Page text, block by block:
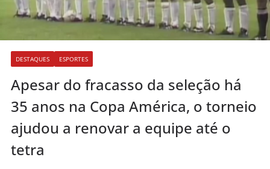
DESTAQUES ESPORTES
Apesar do fracasso da seleção há
35 anos na Copa América, o torneio
ajudou a renovar a equipe até o
tetra